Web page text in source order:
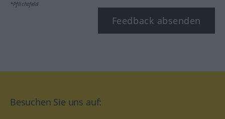
*Pflichtfeld
Feedback absenden
Besuchen Sie uns auf: